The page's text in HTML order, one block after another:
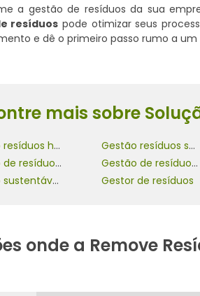
a gestão de resíduos da sua
resíduos pode otimizar seus
e dê o primeiro passo rumo a
mais sobre
Gestão resíduos hospitalares Gestão resíduos sólidos
Gestão de resíduos orgânicos
Gestão de resíduos nas empresas
Gestão sustentável de resíduos
Gestor de resíduos
onde a Remove